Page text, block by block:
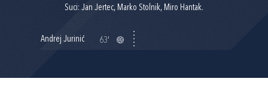
Suci: Jan Jertec, Marko Stolnik, Miro Hantak.
Andrej Jurinić 63'